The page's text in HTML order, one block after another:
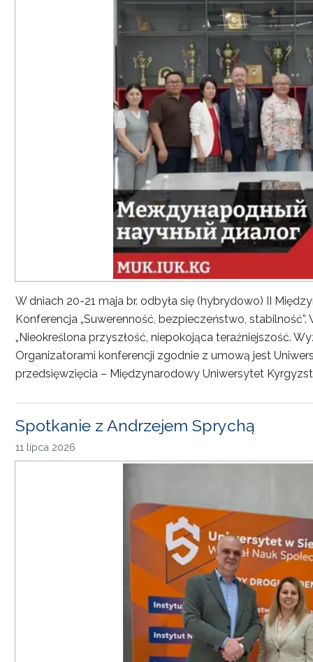
W dniach 20-21 maja br. odbyła się (hybrydowo) II
Konferencja „Suwerenność, bezpieczeństwo,
„Nieokreślona przyszłość, niepokojąca teraźniejszość.
Organizatorami konferencji zgodnie z umową jest
przedsięwzięcia – Międzynarodowy Uniwersytet
Spotkanie z Andrzejem Sprychą
11 lipca 2026